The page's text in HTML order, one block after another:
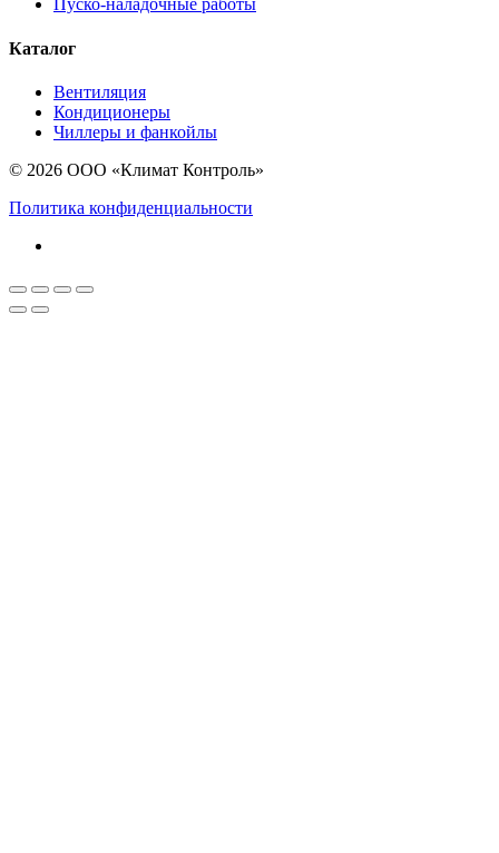
Пуско-наладочные работы
Каталог
Вентиляция
Кондиционеры
Чиллеры и фанкойлы
© 2026 ООО «Климат Контроль»
Политика конфиденциальности